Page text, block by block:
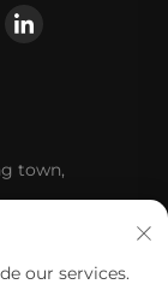
town,
our services.